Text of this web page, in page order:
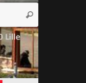
:
Rechercher